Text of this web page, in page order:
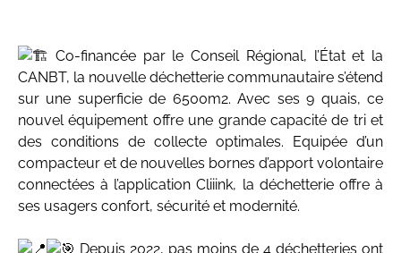
Co-financée par le Conseil Régional, l’État et la
CANBT, la nouvelle déchetterie communautaire s’étend
sur une superficie de 6500m2. Avec ses 9 quais, ce
nouvel équipement offre une grande capacité de tri et
des conditions de collecte optimales. Equipée d’un
compacteur et de nouvelles bornes d’apport volontaire
connectées à l’application Cliiink, la déchetterie offre à
ses usagers confort, sécurité et modernité.
Depuis 2022, pas moins de 4 déchetteries ont